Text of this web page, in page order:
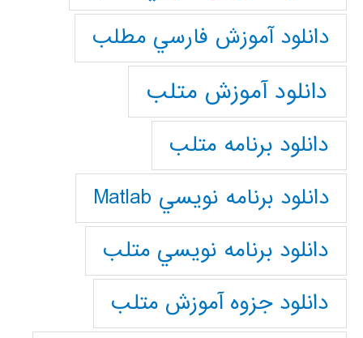
دانلود آموزش فارسي مطلب
دانلود آموزش متلب
دانلود برنامه متلب
دانلود برنامه نويسي Matlab
دانلود برنامه نويسي متلب
دانلود جزوه آموزش متلب